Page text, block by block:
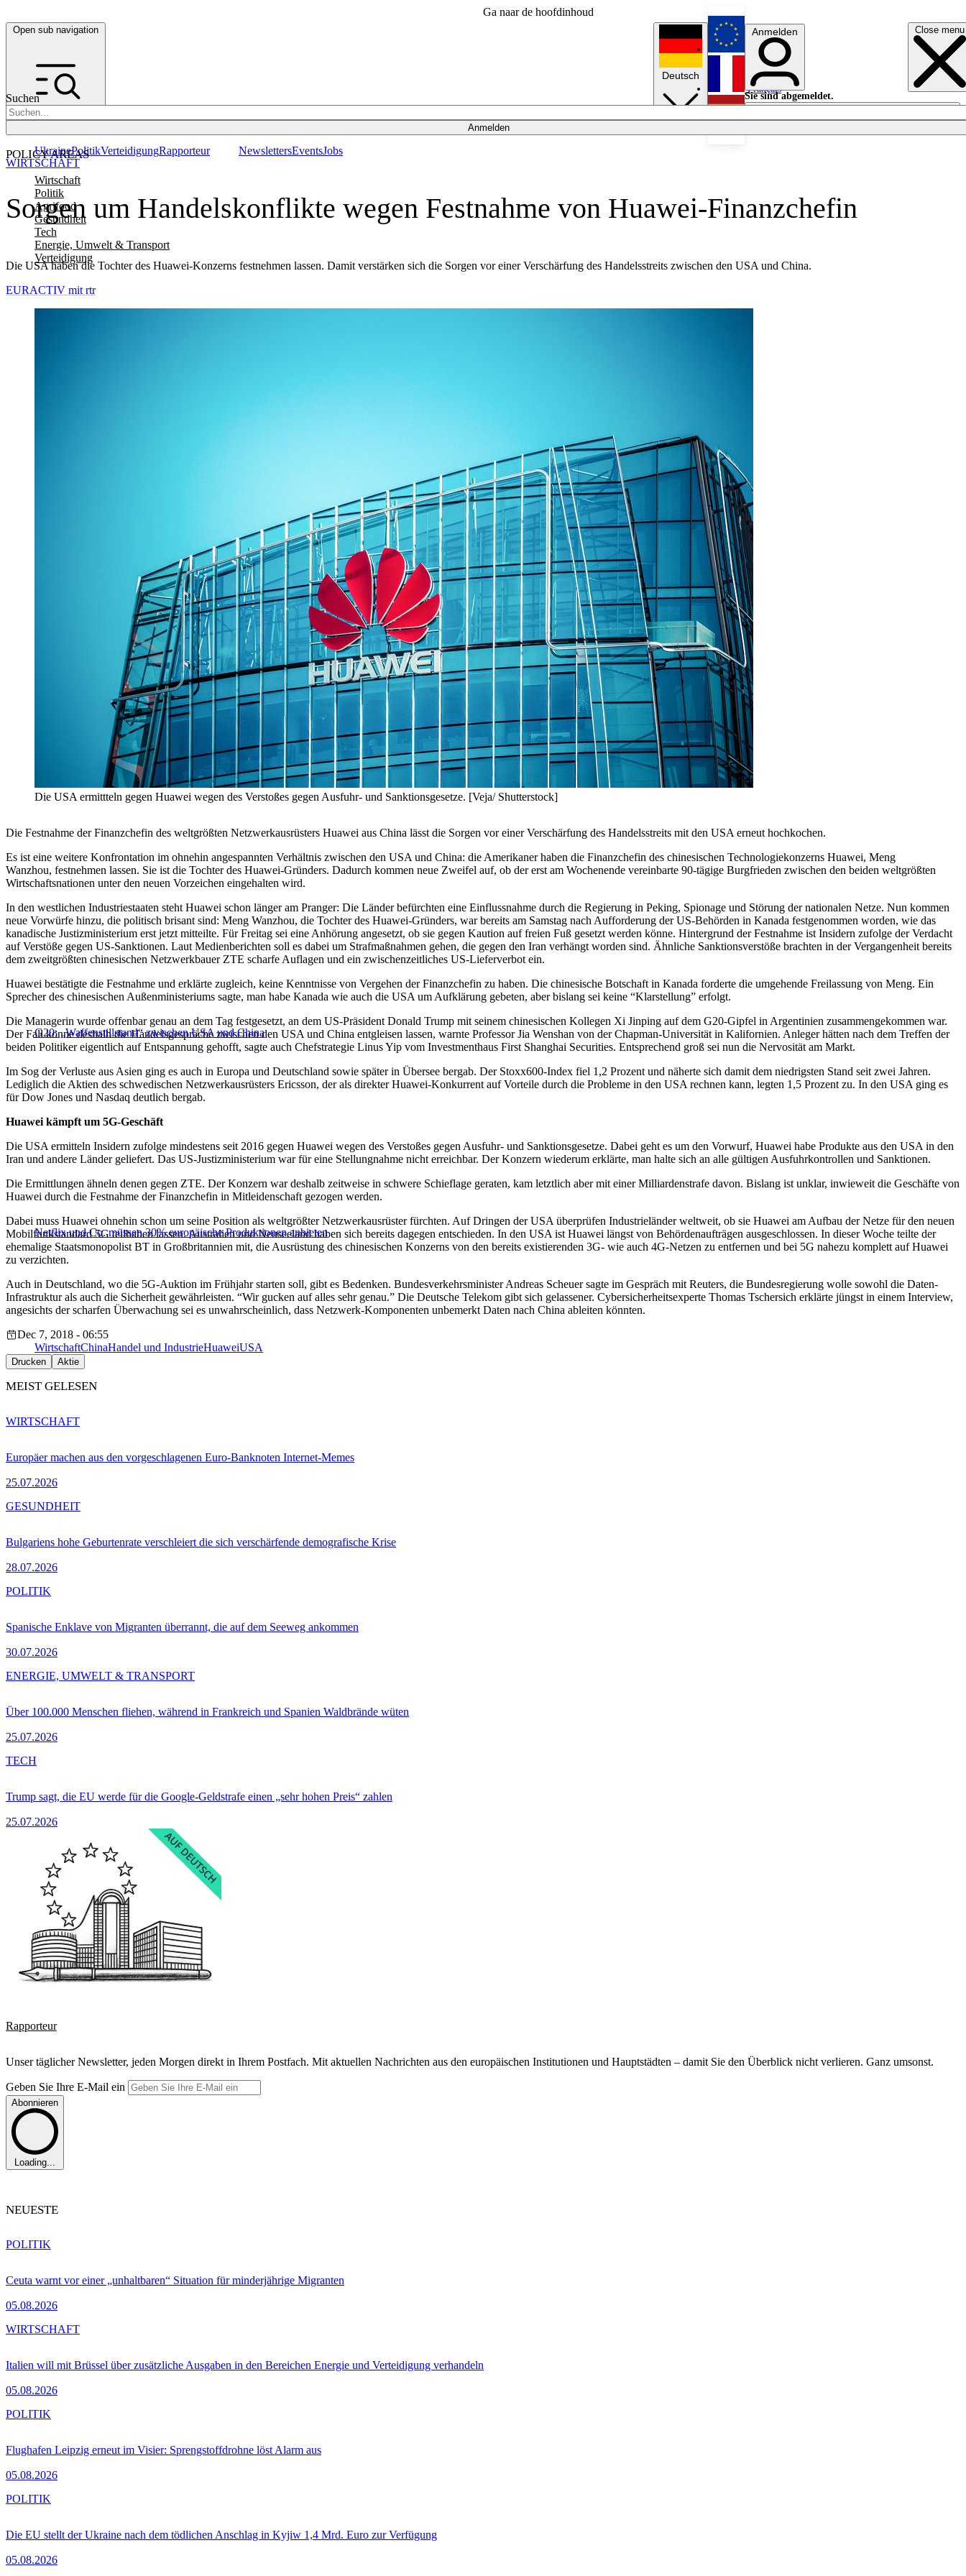
Ga naar de hoofdinhoud
Open sub navigation Close menu
Suchen
Anmelden
POLICY AREAS
Wirtschaft
Politik
Agrifood
Gesundheit
Tech
Energie, Umwelt & Transport
Verteidigung
UkrainePolitikVerteidigungRapporteur NewslettersEventsJobs
Deutsch
English
Français
Anmelden
Sie sind abgemeldet.
Anmelden
Licht aus
Sorgen um Handelskonflikte wegen Festnahme von Huawei-Finanzchefin
Die USA haben die Tochter des Huawei-Konzerns festnehmen lassen. Damit verstärken sich die Sorgen vor einer Verschärfung des Handelsstreits zwischen den USA und China.
WIRTSCHAFT
EURACTIV mit rtr
Die USA ermittteln gegen Huawei wegen des Verstoßes gegen Ausfuhr- und Sanktionsgesetze. [Veja/ Shutterstock]
Die Festnahme der Finanzchefin des weltgrößten Netzwerkausrüsters Huawei aus China lässt die Sorgen vor einer Verschärfung des Handelsstreits mit den USA erneut hochkochen.
Es ist eine weitere Konfrontation im ohnehin angespannten Verhältnis zwischen den USA und China: die Amerikaner haben die Finanzchefin des chinesischen Technologiekonzerns Huawei, Meng
Wanzhou, festnehmen lassen. Sie ist die Tochter des Huawei-Gründers. Dadurch kommen neue Zweifel auf, ob der erst am Wochenende vereinbarte 90-tägige Burgfrieden zwischen den beiden weltgrößten
Wirtschaftsnationen unter den neuen Vorzeichen eingehalten wird.
In den westlichen Industriestaaten steht Huawei schon länger am Pranger: Die Länder befürchten eine Einflussnahme durch die Regierung in Peking, Spionage und Störung der nationalen Netze. Nun kommen
neue Vorwürfe hinzu, die politisch brisant sind: Meng Wanzhou, die Tochter des Huawei-Gründers, war bereits am Samstag nach Aufforderung der US-Behörden in Kanada festgenommen worden, wie das
kanadische Justizministerium erst jetzt mitteilte. Für Freitag sei eine Anhörung angesetzt, ob sie gegen Kaution auf freien Fuß gesetzt werden könne. Hintergrund der Festnahme ist Insidern zufolge der Verdacht
auf Verstöße gegen US-Sanktionen. Laut Medienberichten soll es dabei um Strafmaßnahmen gehen, die gegen den Iran verhängt worden sind. Ähnliche Sanktionsverstöße brachten in der Vergangenheit bereits
dem zweitgrößten chinesischen Netzwerkbauer ZTE scharfe Auflagen und ein zwischenzeitliches US-Lieferverbot ein.
Huawei bestätigte die Festnahme und erklärte zugleich, keine Kenntnisse von Vergehen der Finanzchefin zu haben. Die chinesische Botschaft in Kanada forderte die umgehende Freilassung von Meng. Ein
Sprecher des chinesischen Außenministeriums sagte, man habe Kanada wie auch die USA um Aufklärung gebeten, aber bislang sei keine “Klarstellung” erfolgt.
G20: „Waffenstillstand“ zwischen USA und China
Die Managerin wurde offenbar genau an dem Tag festgesetzt, an dem US-Präsident Donald Trump mit seinem chinesischen Kollegen Xi Jinping auf dem G20-Gipfel in Argentinien zusammengekommen war.
Der Fall könne deshalb die Handelsgespräche zwischen den USA und China entgleisen lassen, warnte Professor Jia Wenshan von der Chapman-Universität in Kalifornien. Anleger hätten nach dem Treffen der
beiden Politiker eigentlich auf Entspannung gehofft, sagte auch Chefstrategie Linus Yip vom Investmenthaus First Shanghai Securities. Entsprechend groß sei nun die Nervosität am Markt.
Im Sog der Verluste aus Asien ging es auch in Europa und Deutschland sowie später in Übersee bergab. Der Stoxx600-Index fiel 1,2 Prozent und näherte sich damit dem niedrigsten Stand seit zwei Jahren.
Lediglich die Aktien des schwedischen Netzwerkausrüsters Ericsson, der als direkter Huawei-Konkurrent auf Vorteile durch die Probleme in den USA rechnen kann, legten 1,5 Prozent zu. In den USA ging es
für Dow Jones und Nasdaq deutlich bergab.
Huawei kämpft um 5G-Geschäft
Die USA ermitteln Insidern zufolge mindestens seit 2016 gegen Huawei wegen des Verstoßes gegen Ausfuhr- und Sanktionsgesetze. Dabei geht es um den Vorwurf, Huawei habe Produkte aus den USA in den
Iran und andere Länder geliefert. Das US-Justizministerium war für eine Stellungnahme nicht erreichbar. Der Konzern wiederum erklärte, man halte sich an alle gültigen Ausfuhrkontrollen und Sanktionen.
Die Ermittlungen ähneln denen gegen ZTE. Der Konzern war deshalb zeitweise in schwere Schieflage geraten, kam letztlich aber mit einer Milliardenstrafe davon. Bislang ist unklar, inwieweit die Geschäfte von
Huawei durch die Festnahme der Finanzchefin in Mitleidenschaft gezogen werden.
Netflix und Co. müssen 30% europäische Produktionen anbieten
Dabei muss Huawei ohnehin schon um seine Position als weltgrößter Netzwerkausrüster fürchten. Auf Dringen der USA überprüfen Industrieländer weltweit, ob sie Huawei am Aufbau der Netze für den neuen
Mobilfunkstandard 5G teilhaben lassen. Australien und Neuseeland haben sich bereits dagegen entschieden. In den USA ist Huawei längst von Behördenaufträgen ausgeschlossen. In dieser Woche teilte der
ehemalige Staatsmonopolist BT in Großbritannien mit, die Ausrüstung des chinesischen Konzerns von den bereits existierenden 3G- wie auch 4G-Netzen zu entfernen und bei 5G nahezu komplett auf Huawei
zu verzichten.
Auch in Deutschland, wo die 5G-Auktion im Frühjahr starten soll, gibt es Bedenken. Bundesverkehrsminister Andreas Scheuer sagte im Gespräch mit Reuters, die Bundesregierung wolle sowohl die Daten-
Infrastruktur als auch die Sicherheit gewährleisten. “Wir gucken auf alles sehr genau.” Die Deutsche Telekom gibt sich gelassener. Cybersicherheitsexperte Thomas Tschersich erklärte jüngst in einem Interview,
angesichts der scharfen Überwachung sei es unwahrscheinlich, dass Netzwerk-Komponenten unbemerkt Daten nach China ableiten könnten.
Dec 7, 2018 - 06:55
WirtschaftChinaHandel und IndustrieHuaweiUSA
Drucken Aktie
MEIST GELESEN
Europäer machen aus den vorgeschlagenen Euro-Banknoten Internet-Memes
25.07.2026
WIRTSCHAFT
Bulgariens hohe Geburtenrate verschleiert die sich verschärfende demografische Krise
28.07.2026
GESUNDHEIT
Spanische Enklave von Migranten überrannt, die auf dem Seeweg ankommen
30.07.2026
POLITIK
Über 100.000 Menschen fliehen, während in Frankreich und Spanien Waldbrände wüten
25.07.2026
ENERGIE, UMWELT & TRANSPORT
Trump sagt, die EU werde für die Google-Geldstrafe einen „sehr hohen Preis“ zahlen
25.07.2026
TECH
Rapporteur
Unser täglicher Newsletter, jeden Morgen direkt in Ihrem Postfach. Mit aktuellen Nachrichten aus den europäischen Institutionen und Hauptstädten – damit Sie den Überblick nicht verlieren. Ganz umsonst.
Geben Sie Ihre E-Mail ein
Abonnieren
Loading...
NEUESTE
Ceuta warnt vor einer „unhaltbaren“ Situation für minderjährige Migranten
05.08.2026
POLITIK
Italien will mit Brüssel über zusätzliche Ausgaben in den Bereichen Energie und Verteidigung verhandeln
05.08.2026
WIRTSCHAFT
Flughafen Leipzig erneut im Visier: Sprengstoffdrohne löst Alarm aus
05.08.2026
POLITIK
Die EU stellt der Ukraine nach dem tödlichen Anschlag in Kyjiw 1,4 Mrd. Euro zur Verfügung
05.08.2026
POLITIK